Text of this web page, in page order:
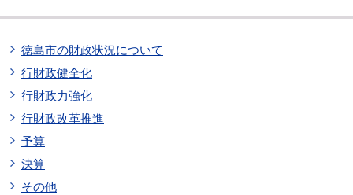
徳島市の財政状況について
行財政健全化
行財政力強化
行財政改革推進
予算
決算
その他